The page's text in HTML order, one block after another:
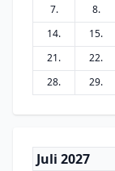
7.
8.
14.
15.
21.
22.
28.
29.
Juli 2027